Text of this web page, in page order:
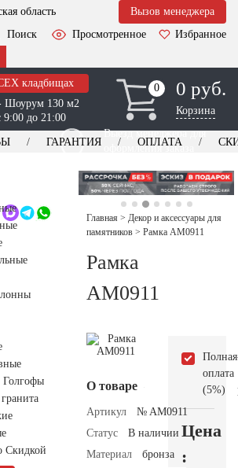
область
Вызов менеджера
Поиск Просмотренное
Избранное
кладбищах
Шоурум 130 м2
9:00 до 21:00
0
0 0 руб.
Корзина
Выезд менеджера для
оформления заказа
23
ГАРАНТИЯ ОПЛАТА
Голгофы
Скидкой
Главная > Декор и аксессуары для
памятников > Рамка AM0911
Рамка
AM0911
О товаре
Артикул
№ AM0911
Статус
В наличии
Материал
бронза
Полная
оплата
(5%)
Цена
: